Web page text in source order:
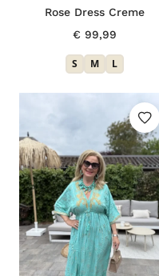
Rose Dress Creme
€ 99,99
S M L